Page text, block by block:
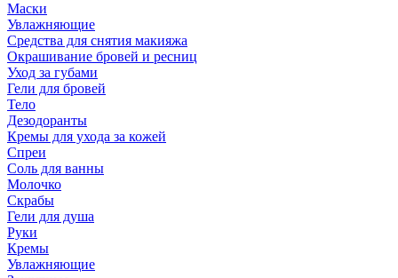
Маски
Увлажняющие
Средства для снятия макияжа
Окрашивание бровей и ресниц
Уход за губами
Гели для бровей
Тело
Дезодоранты
Кремы для ухода за кожей
Спреи
Соль для ванны
Молочко
Скрабы
Гели для душа
Руки
Кремы
Увлажняющие